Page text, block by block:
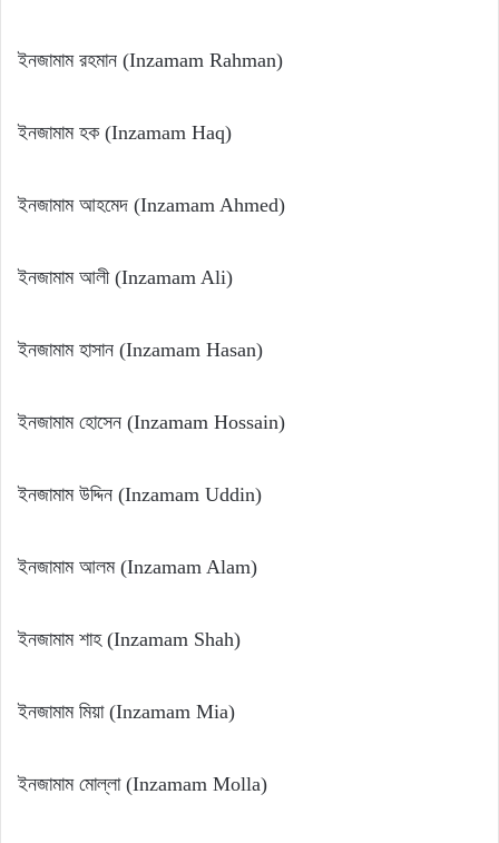
ইনজামাম রহমান (Inzamam Rahman)
ইনজামাম হক (Inzamam Haq)
ইনজামাম আহমেদ (Inzamam Ahmed)
ইনজামাম আলী (Inzamam Ali)
ইনজামাম হাসান (Inzamam Hasan)
ইনজামাম হোসেন (Inzamam Hossain)
ইনজামাম উদ্দিন (Inzamam Uddin)
ইনজামাম আলম (Inzamam Alam)
ইনজামাম শাহ (Inzamam Shah)
ইনজামাম মিয়া (Inzamam Mia)
ইনজামাম মোল্লা (Inzamam Molla)